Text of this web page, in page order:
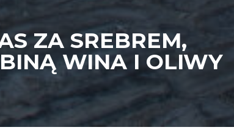
ZA SREBREM,
WINA I OLIWY